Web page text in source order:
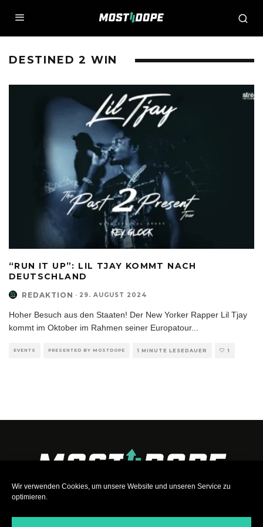
Wir verwenden Cookies, um unsere Website und unseren Service zu
optimieren.
DESTINED 2 WIN
“RUN IT UP”: LIL TJAY KOMMT NACH
DEUTSCHLAND
REDAKTION · 29. AUGUST 2024
Hoher Besuch aus den Staaten! Der New Yorker Rapper Lil Tjay
kommt im Oktober im Rahmen seiner Europatour...
EVENTS PRESENTED BY MOSTDOPE 1 MINUTE LESEDAUER 1